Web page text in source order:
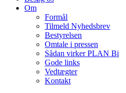
Om
Formål
Tilmeld Nyhedsbrev
Bestyrelsen
Omtale i pressen
Sådan virker PLAN Bi
Gode links
Vedtægter
Kontakt